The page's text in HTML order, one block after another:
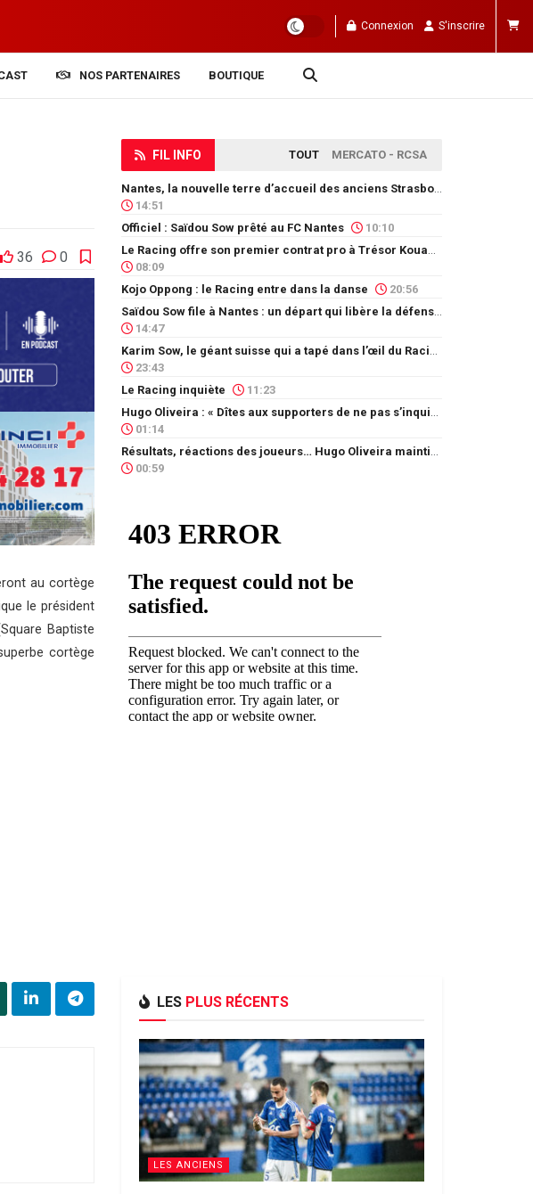
Connexion S'inscrire
NOS PARTENAIRES BOUTIQUE
36 0
au cortège
le président
Square Baptiste
cortège
FIL INFO TOUT MERCATO - RCSA
14:51
Officiel : Saïdou Sow prêté au FC Nantes
10:10
08:09
Kojo Oppong : le Racing entre dans la danse
20:56
14:47
23:43
Le Racing inquiète
11:23
01:14
00:59
LES PLUS RÉCENTS
LES ANCIENS